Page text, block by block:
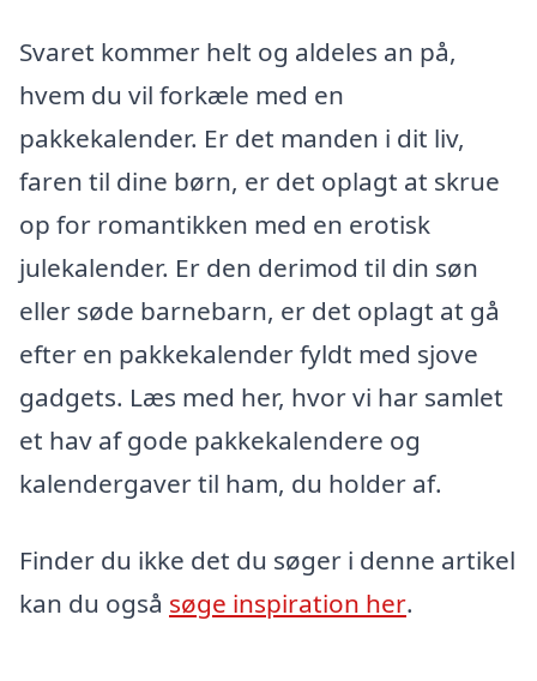
Svaret kommer helt og aldeles an på,
hvem du vil forkæle med en
pakkekalender. Er det manden i dit liv,
faren til dine børn, er det oplagt at skrue
op for romantikken med en erotisk
julekalender. Er den derimod til din søn
eller søde barnebarn, er det oplagt at gå
efter en pakkekalender fyldt med sjove
gadgets. Læs med her, hvor vi har samlet
et hav af gode pakkekalendere og
kalendergaver til ham, du holder af.
Finder du ikke det du søger i denne artikel
kan du også søge inspiration her.